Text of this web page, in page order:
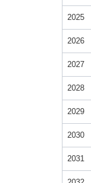
2025
2026
2027
2028
2029
2030
2031